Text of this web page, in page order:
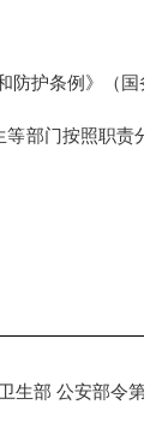
护条例》（国务
门按照职责分
部 公安部令第